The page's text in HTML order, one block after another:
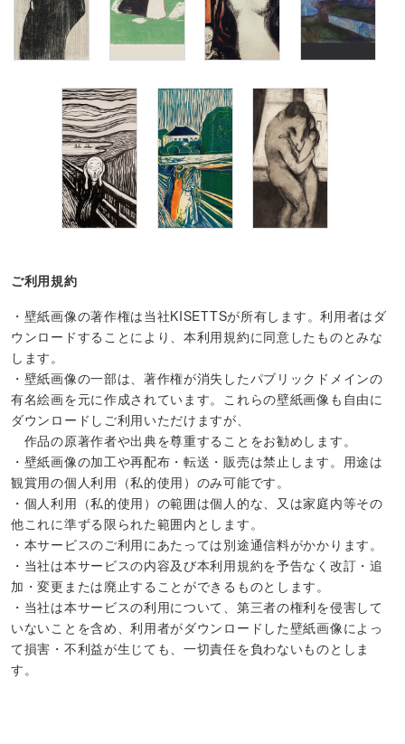
ご利用規約
・壁紙画像の著作権は当社KISETTSが所有します。利用者はダ
ウンロードすることにより、本利用規約に同意したものとみな
します。
・壁紙画像の一部は、著作権が消失したパブリックドメインの
有名絵画を元に作成されています。これらの壁紙画像も自由に
ダウンロードしご利用いただけますが、
作品の原著作者や出典を尊重することをお勧めします。
・壁紙画像の加工や再配布・転送・販売は禁止します。用途は
観賞用の個人利用（私的使用）のみ可能です。
・個人利用（私的使用）の範囲は個人的な、又は家庭内等その
他これに準ずる限られた範囲内とします。
・本サービスのご利用にあたっては別途通信料がかかります。
・当社は本サービスの内容及び本利用規約を予告なく改訂・追
加・変更または廃止することができるものとします。
・当社は本サービスの利用について、第三者の権利を侵害して
いないことを含め、利用者がダウンロードした壁紙画像によっ
て損害・不利益が生じても、一切責任を負わないものとしま
す。